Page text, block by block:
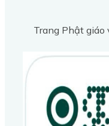
Trang Phật